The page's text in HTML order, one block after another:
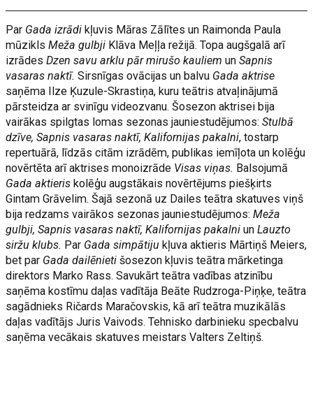
Par Gada izrādi kļuvis Māras Zālītes un Raimonda Paula
mūziklsMeža gulbji Klāva Meļļa režijā. Topa augšgalā arī
izrādesDzen savu arklu pār mirušo kauliem unSapnis
vasaras naktī. Sirsnīgas ovācijas un balvu Gada aktrise
saņēma Ilze Ķuzule-Skrastiņa, kuru teātris atvaļinājumā
pārsteidza ar svinīgu videozvanu. Šosezon aktrisei bija
vairākas spilgtas lomas sezonas jauniestudējumos:Stulbā
dzīve, Sapnis vasaras naktī, Kalifornijas pakalni, tostarp
repertuārā, līdzās citām izrādēm, publikas iemīļota un kolēģu
novērtēta arī aktrises monoizrāde Visas viņas. Balsojumā
Gada aktieris kolēģu augstākais novērtējums piešķirts
Gintam Grāvelim. Šajā sezonā uz Dailes teātra skatuves viņš
bija redzams vairākos sezonas jauniestudējumos: Meža
gulbji, Sapnis vasaras naktī, Kalifornijas pakalniunLauzto
siržu klubs. Par Gada simpātiju kļuva aktieris Mārtiņš Meiers,
bet par Gada dailēnietišosezon kļuvis teātra mārketinga
direktors Marko Rass. Savukārt teātra vadības atzinību
saņēma kostīmu daļas vadītāja Beāte Rudzroga-Piņķe, teātra
sagādnieks Ričards Maračovskis, kā arī teātra muzikālās
daļas vadītājs Juris Vaivods. Tehnisko darbinieku specbalvu
saņēma vecākais skatuves meistars Valters Zeltiņš.